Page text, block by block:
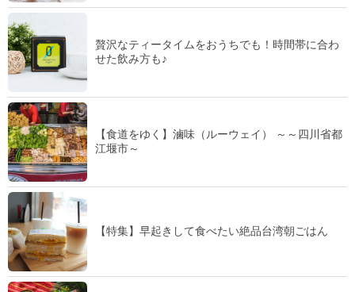
贅沢なティータイムをおうちでも！時間帯に合わ
せた飲み方も♪
【食道をゆく】滷味（ルーウェイ） ～～四川省都
江堰市～
【特集】早起きして食べたい絶品台湾朝ごはん